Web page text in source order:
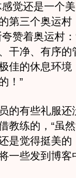
觉还是一个
第三个奥运村
赞着奥运村
干净、有序的
佳的休息环境
！”
有些礼服还
教练的，“虽
是觉得挺美的
一些发到博客